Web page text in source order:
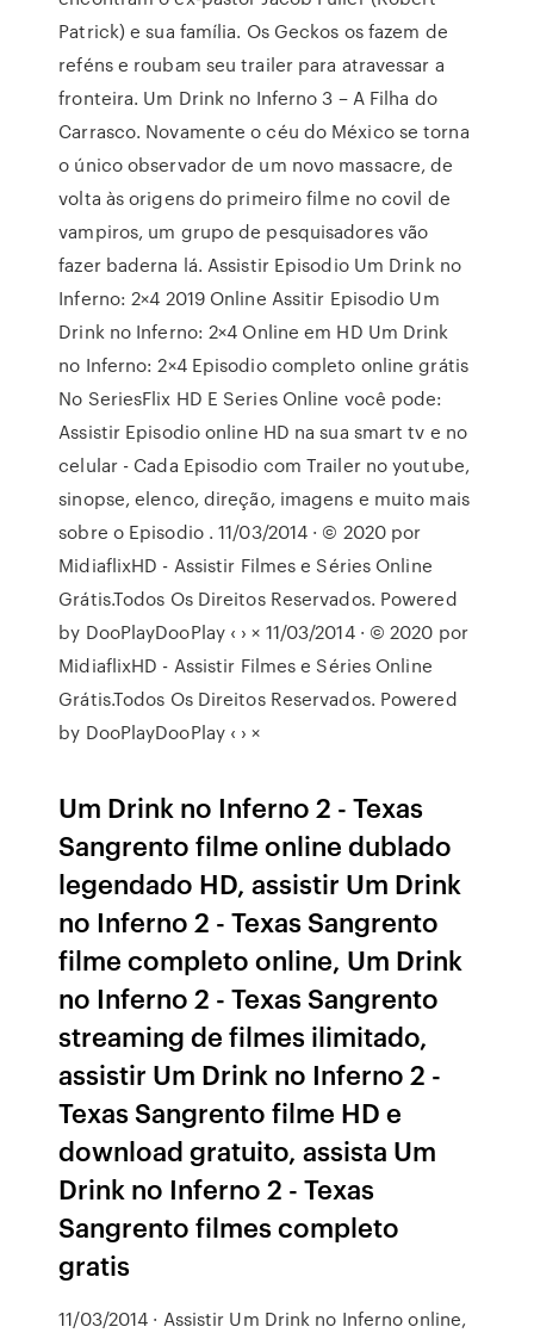
Patrick) e sua família. Os Geckos os fazem de
reféns e roubam seu trailer para atravessar a
fronteira. Um Drink no Inferno 3 – A Filha do
Carrasco. Novamente o céu do México se torna
o único observador de um novo massacre, de
volta às origens do primeiro filme no covil de
vampiros, um grupo de pesquisadores vão
fazer baderna lá. Assistir Episodio Um Drink no
Inferno: 2×4 2019 Online Assitir Episodio Um
Drink no Inferno: 2×4 Online em HD Um Drink
no Inferno: 2×4 Episodio completo online grátis
No SeriesFlix HD E Series Online você pode:
Assistir Episodio online HD na sua smart tv e no
celular - Cada Episodio com Trailer no youtube,
sinopse, elenco, direção, imagens e muito mais
sobre o Episodio . 11/03/2014 · © 2020 por
MidiaflixHD - Assistir Filmes e Séries Online
Grátis.Todos Os Direitos Reservados. Powered
by DooPlayDooPlay ‹ › × 11/03/2014 · © 2020 por
MidiaflixHD - Assistir Filmes e Séries Online
Grátis.Todos Os Direitos Reservados. Powered
by DooPlayDooPlay ‹ › ×
Um Drink no Inferno 2 - Texas
Sangrento filme online dublado
legendado HD, assistir Um Drink
no Inferno 2 - Texas Sangrento
filme completo online, Um Drink
no Inferno 2 - Texas Sangrento
streaming de filmes ilimitado,
assistir Um Drink no Inferno 2 -
Texas Sangrento filme HD e
download gratuito, assista Um
Drink no Inferno 2 - Texas
Sangrento filmes completo
gratis
11/03/2014 · Assistir Um Drink no Inferno online,